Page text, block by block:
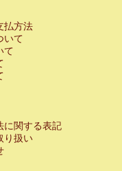
払方法
いて
て
に関する表記
り扱い